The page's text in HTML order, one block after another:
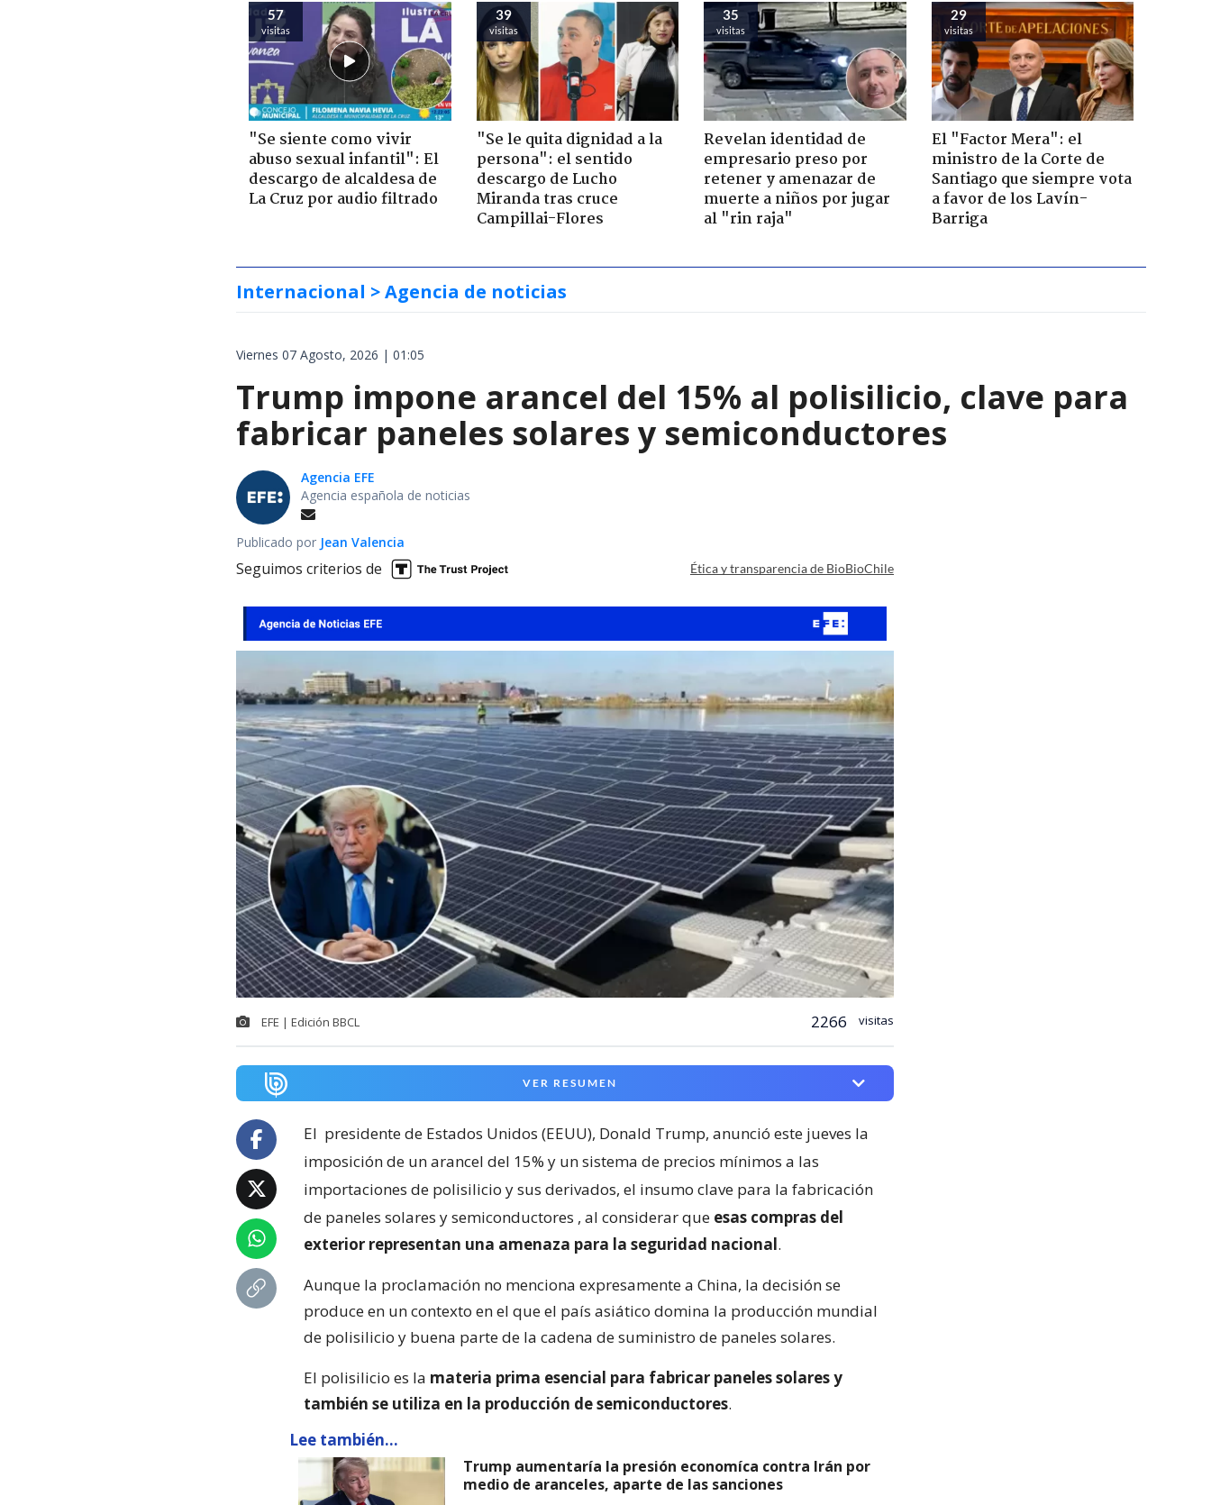
57
visitas
"Se siente como vivir
abuso sexual infantil": El
descargo de alcaldesa de
La Cruz por audio filtrado
39
visitas
"Se le quita dignidad a la
persona": el sentido
descargo de Lucho
Miranda tras cruce
Campillai-Flores
35
visitas
Revelan identidad de
empresario preso por
retener y amenazar de
muerte a niños por jugar
al "rin raja"
29
visitas
El "Factor Mera": el
ministro de la Corte de
Santiago que siempre vota
a favor de los Lavín-
Barriga
Internacional > Agencia de noticias
Viernes 07 Agosto, 2026 | 01:05
Trump impone arancel del 15% al polisilicio, clave para
fabricar paneles solares y semiconductores
Agencia EFE
Agencia española de noticias
Publicado por Jean Valencia
Seguimos criterios de Ética y transparencia de BioBioChile
EFE | Edición BBCL 2266 visitas
VER RESUMEN
El presidente de Estados Unidos (EEUU), Donald Trump, anunció este jueves la
imposición de un arancel del 15% y un sistema de precios mínimos a las
importaciones de polisilicio y sus derivados, el insumo clave para la fabricación
de paneles solares y semiconductores , al considerar que esas compras del
exterior representan una amenaza para la seguridad nacional.
Aunque la proclamación no menciona expresamente a China, la decisión se
produce en un contexto en el que el país asiático domina la producción mundial
de polisilicio y buena parte de la cadena de suministro de paneles solares.
El polisilicio es la materia prima esencial para fabricar paneles solares y
también se utiliza en la producción de semiconductores.
Lee también...
Trump aumentaría la presión economíca contra Irán por
medio de aranceles, aparte de las sanciones